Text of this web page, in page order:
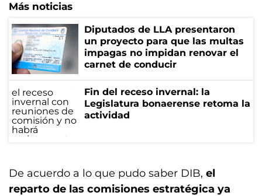
Más noticias
Diputados de LLA presentaron
un proyecto para que las multas
impagas no impidan renovar el
carnet de conducir
Fin del receso invernal: la
Legislatura bonaerense retoma la
actividad
De acuerdo a lo que pudo saber DIB, el
reparto de las comisiones estratégica ya